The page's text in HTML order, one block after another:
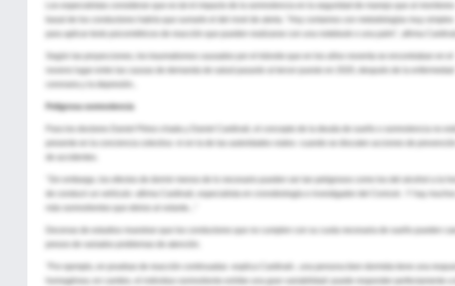
Los especialistas consideran que es tal el impacto de la somnolencia en la seguridad de manejo que al monitoreo
basal de los conductores habría que sumarle el del nivel de alerta. "Hoy contamos con metodologías muy simples
para aplicar tests psicométricos de reacción que pueden realizarse con una notebook o una palm", afirma
Según las proyecciones, los traumatismos causados por el tránsito que en los años noventa se encontraban en el
noveno lugar entre las causas de demanda de salud pasarán al tercer puesto en 2020, después de la enfermedad
Peligrosa somnolencia
"Sin embargo, los efectos de dormir menos de lo necesario pueden ser tan peligrosos como los del alcohol a la
de conducir un vehículo -afirma Cardinali, especialista en cronobiología e investigador del Conicet-. Y hay
homogénea; en cambio, el individuo somnoliento exhibe una gran variabilidad: puede responder perfectamente a